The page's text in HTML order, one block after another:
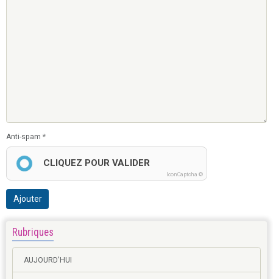
Anti-spam
CLIQUEZ POUR VALIDER
IconCaptcha ©
Ajouter
Rubriques
AUJOURD'HUI